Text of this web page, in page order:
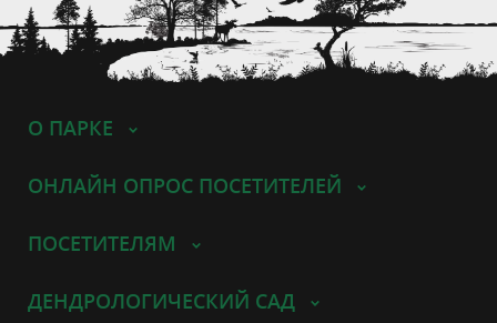
О ПАРКЕ
ОНЛАЙН ОПРОС ПОСЕТИТЕЛЕЙ
ПОСЕТИТЕЛЯМ
ДЕНДРОЛОГИЧЕСКИЙ САД